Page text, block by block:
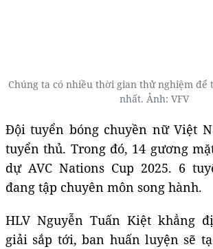
Chúng ta có nhiều thời gian thử nghiệm
nhất. Ảnh: VFV
Đội tuyển bóng chuyền nữ Việt
tuyển thủ. Trong đó, 14 gương
dự AVC Nations Cup 2025. 6
đang tập chuyên môn song hành.
HLV Nguyễn Tuấn Kiệt khẳng
giải sắp tới, ban huấn luyện sẽ